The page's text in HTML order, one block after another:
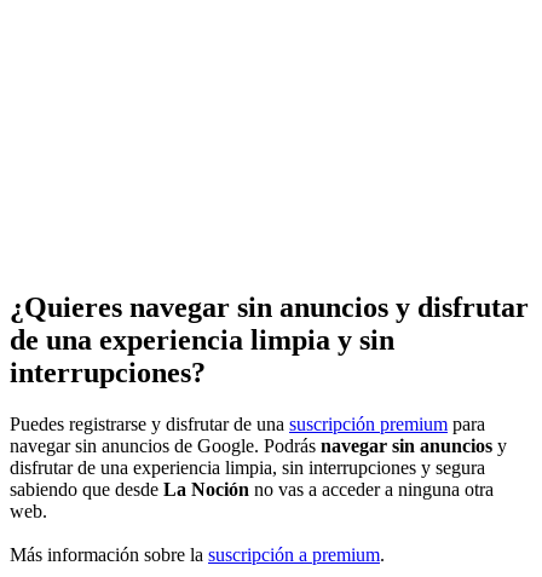
¿Quieres navegar sin anuncios y disfrutar
de una experiencia limpia y sin
interrupciones?
Puedes registrarse y disfrutar de una suscripción premium para
navegar sin anuncios de Google. Podrás navegar sin anuncios y
disfrutar de una experiencia limpia, sin interrupciones y segura
sabiendo que desde La Noción no vas a acceder a ninguna otra
web.
Más información sobre la suscripción a premium.